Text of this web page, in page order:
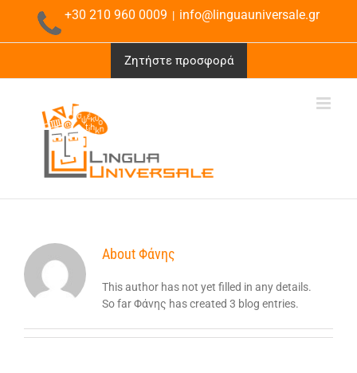
περιεχόμενο
+30 210 960 0009 | info@linguauniversale.gr
Ζητήστε προσφορά
AboutΦάνης
This author has not yet filled in any details.
So far Φάνης has created 3 blog entries.